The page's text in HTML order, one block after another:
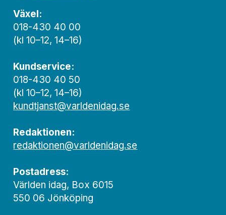
Växel:
018-430 40 00
(kl 10–12, 14–16)
Kundservice:
018-430 40 50
(kl 10–12, 14–16)
kundtjanst@varldenidag.se
Redaktionen:
redaktionen@varldenidag.se
Postadress:
Världen idag, Box 6015
550 06 Jönköping